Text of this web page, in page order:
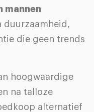
mannen
duurzaamheid,
die geen trends
hoogwaardige
na talloze
alternatief